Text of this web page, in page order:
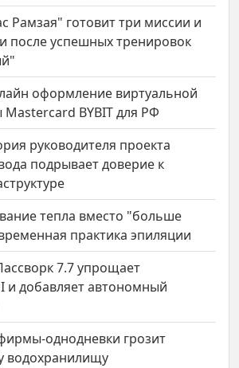
Рамзая" готовит три миссии и
после успешных тренировок
оформление виртуальной
BYBIT для РФ
руководителя проекта
подрывает доверие к
тепла вместо "больше
практика эпиляции
7.7 упрощает
и добавляет автономный
однодневки грозит
водохранилищу